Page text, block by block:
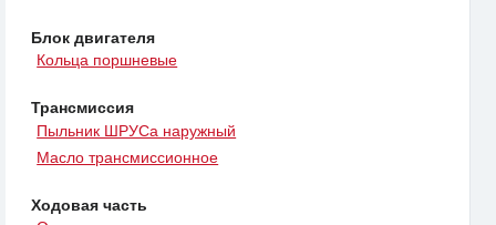
Блок двигателя
Кольца поршневые
Трансмиссия
Пыльник ШРУСа наружный
Масло трансмиссионное
Ходовая часть